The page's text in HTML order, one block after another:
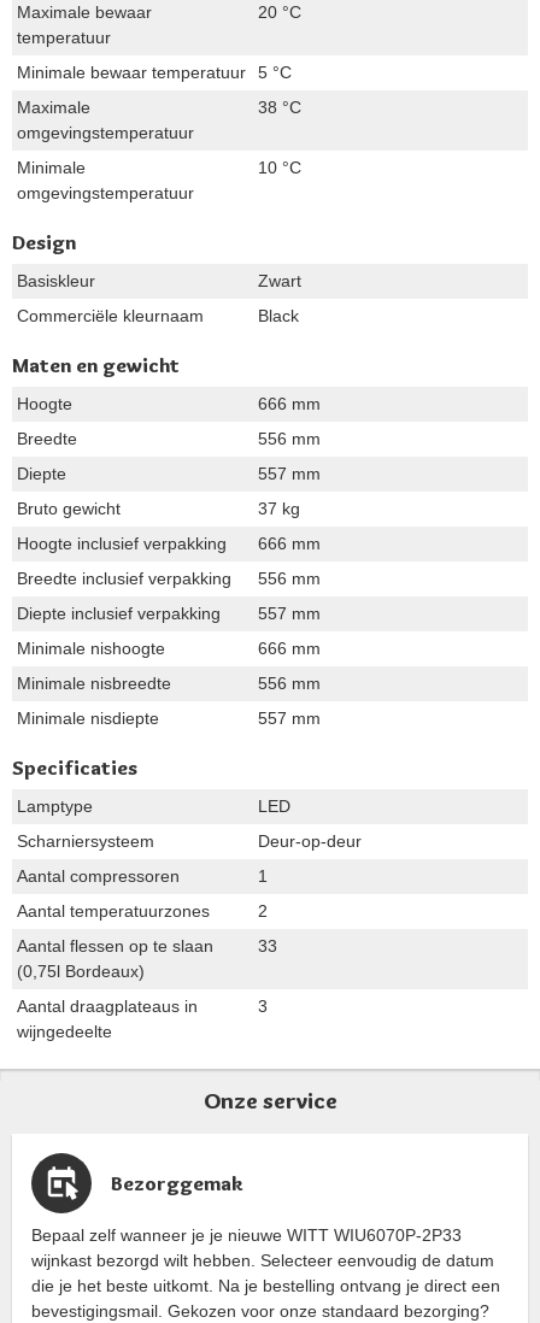
Maximale bewaar
temperatuur
20 °C
Minimale bewaar temperatuur
5 °C
Maximale
omgevingstemperatuur
38 °C
Minimale
omgevingstemperatuur
10 °C
Design
Basiskleur
Zwart
Commerciële kleurnaam
Black
Maten en gewicht
Hoogte
666 mm
Breedte
556 mm
Diepte
557 mm
Bruto gewicht
37 kg
Hoogte inclusief verpakking
666 mm
Breedte inclusief verpakking
556 mm
Diepte inclusief verpakking
557 mm
Minimale nishoogte
666 mm
Minimale nisbreedte
556 mm
Minimale nisdiepte
557 mm
Specificaties
Lamptype
LED
Scharniersysteem
Deur-op-deur
Aantal compressoren
1
Aantal temperatuurzones
2
Aantal flessen op te slaan
(0,75l Bordeaux)
33
Aantal draagplateaus in
wijngedeelte
3
Onze service
Bezorggemak
Bepaal zelf wanneer je je nieuwe WITT WIU6070P-2P33
wijnkast bezorgd wilt hebben. Selecteer eenvoudig de datum
die je het beste uitkomt. Na je bestelling ontvang je direct een
bevestigingsmail. Gekozen voor onze standaard bezorging?